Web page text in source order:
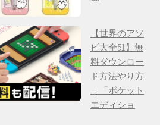
【世界のアソ
ビ大全51】無
料ダウンロー
ド方法やり方
｜「ポケット
エディショ